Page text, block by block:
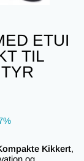
(ESC)
ETUI
TIL
Kikkert,